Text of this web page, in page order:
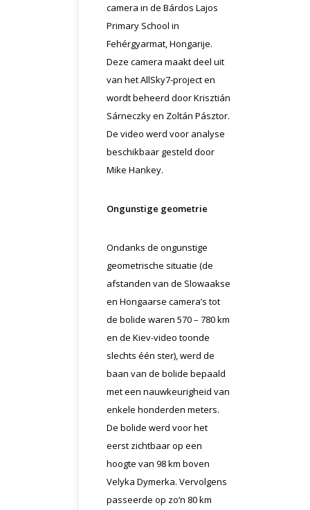
camera in de Bárdos Lajos
Primary School in
Fehérgyarmat, Hongarije.
Deze camera maakt deel uit
van het AllSky7-project en
wordt beheerd door Krisztián
Sárneczky en Zoltán Pásztor.
De video werd voor analyse
beschikbaar gesteld door
Mike Hankey.
Ongunstige geometrie
Ondanks de ongunstige
geometrische situatie (de
afstanden van de Slowaakse
en Hongaarse camera’s tot
de bolide waren 570 – 780 km
en de Kiev-video toonde
slechts één ster), werd de
baan van de bolide bepaald
met een nauwkeurigheid van
enkele honderden meters.
De bolide werd voor het
eerst zichtbaar op een
hoogte van 98 km boven
Velyka Dymerka. Vervolgens
passeerde op zo’n 80 km